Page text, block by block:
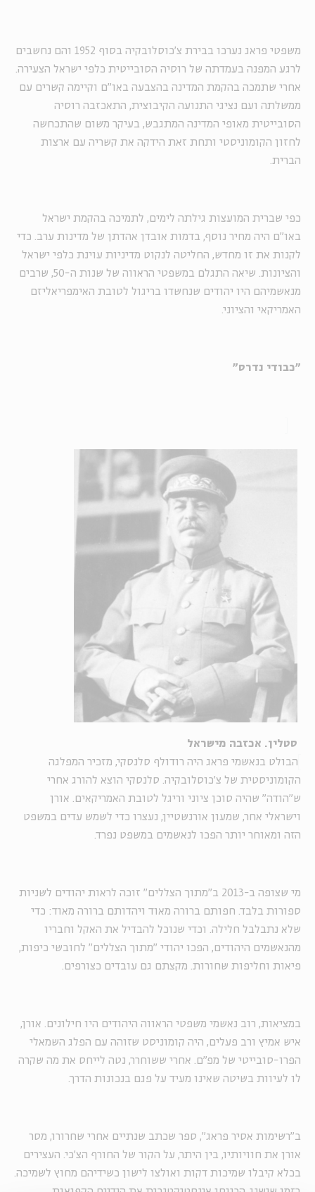
משפטי פראג נערכו בבירת צ'כוסלובקיה בסוף 1952 והם נחשבים
לרגע המפנה בעמדתה של רוסיה הסובייטית כלפי ישראל הצעירה.
אחרי שתמכה בהקמת המדינה בהצבעה באו"ם וקיימה קשרים עם
ממשלתה ועם נציגי התנועה הקיבוצית, התאכזבה רוסיה
הסובייטית מאופי המדינה המתגבש, בעיקר משום שהתכחשה
לחזון הקומוניסטי ותחת זאת הידקה את קשריה עם ארצות
הברית.
כפי שברית המועצות גילתה לימים, לתמיכה בהקמת ישראל
באו"ם היה מחיר נוסף, בדמות אובדן אהדתן של מדינות ערב. כדי
לקנות את זו מחדש, החליטה לנקוט מדיניות עוינת כלפי ישראל
והציונות. שיאה התגלם במשפטי הראווה של שנות ה-50, שרבים
מנאשמיהם היו יהודים שנחשדו בריגול לטובת האימפריאליזם
האמריקאי והציוני.
"כבודי נדרס"
סטלין. אכזבה מישראל
הבולט בנאשמי פראג היה רודולף סלנסקי, מזכיר המפלגה
הקומוניסטית של צ'כוסלובקיה. סלנסקי הוצא להורג אחרי
ש"הודה" שהיה סוכן ציוני וריגל לטובת האמריקאים. אורן
וישראלי אחר, שמעון אורנשטיין, נעצרו כדי לשמש עדים במשפט
הזה ומאוחר יותר הפכו לנאשמים במשפט נפרד.
מי שצופה ב-2013 ב"מתוך הצללים" זוכה לראות יהודים לשניות
ספורות בלבד. חפותם ברורה מאוד ויהדותם ברורה מאוד: כדי
שלא נתבלבל חלילה. וכדי שנוכל להבדיל את האקל וחבריו
מהנאשמים היהודים, הפכו יהודי "מתוך הצללים" לחובשי כיפות,
פיאות וחליפות שחורות. מקצתם גם עובדים כצורפים.
במציאות, רוב נאשמי משפטי הראווה היהודים היו חילונים. אורן,
איש אמיץ ורב פעלים, היה קומוניסט שזוהה עם הפלג השמאלי
הפרו-סובייטי של מפ"ם. אחרי ששוחרר, נטה לייחס את מה שקרה
לו לעיוות בשיטה שאינו מעיד על פגם בנכונות הדרך.
ב"רשימות אסיר פראג", ספר שכתב שנתיים אחרי שחרורו, מסר
אורן את חוויותיו, בין היתר, על הקור של החורף הצ'כי. העצירים
בכלא קיבלו שמיכות דקות ואולצו לישון כשידיהם מחוץ לשמיכה.